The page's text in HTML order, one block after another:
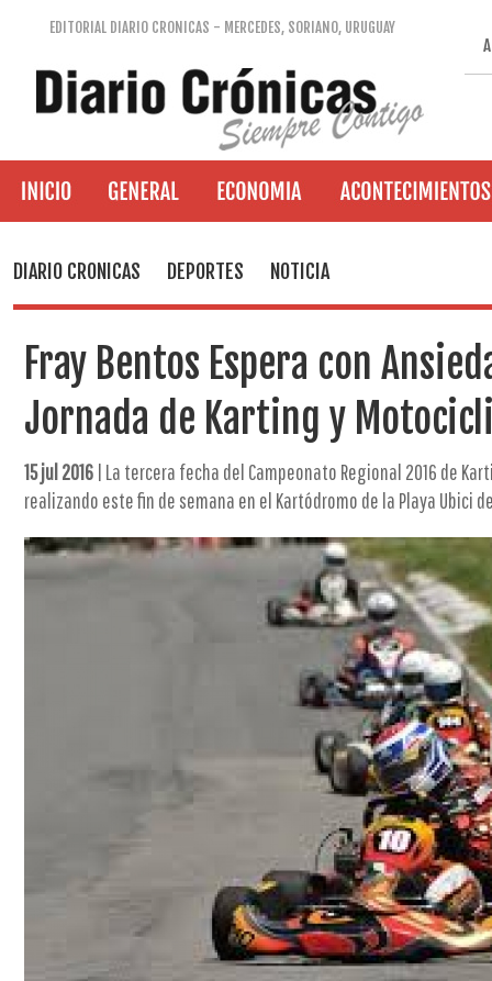
EDITORIAL DIARIO CRONICAS - MERCEDES, SORIANO, URUGUAY
DIARIO CRONICAS DEPORTES NOTICIA
Fray Bentos Espera con
Jornada de Karting y
15 jul 2016 | La tercera fecha del Campeonato Regional 2016 de
realizando este fin de semana en el Kartódromo de la Playa Ubici